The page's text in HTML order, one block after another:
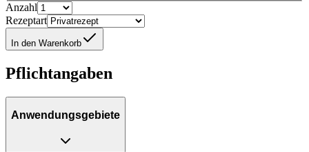
Anzahl
Rezeptart
In den Warenkorb
Pflichtangaben
Anwendungsgebiete